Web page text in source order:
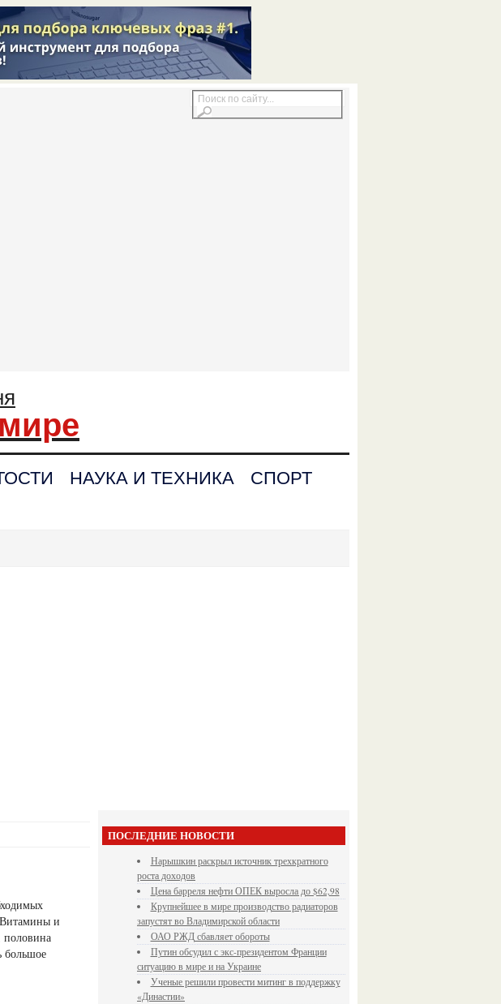
НАУКА И ТЕХНИКА
СПОРТ
и
половина
большое
ПОСЛЕДНИЕ НОВОСТИ
Нарышкин раскрыл источник трехкратного
роста доходов
Цена барреля нефти ОПЕК выросла до $62,98
Крупнейшее в мире производство радиаторов
запустят во Владимирской области
ОАО РЖД сбавляет обороты
Путин обсудил с экс-президентом Франции
ситуацию в мире и на Украине
Ученые решили провести митинг в поддержку
«Династии»